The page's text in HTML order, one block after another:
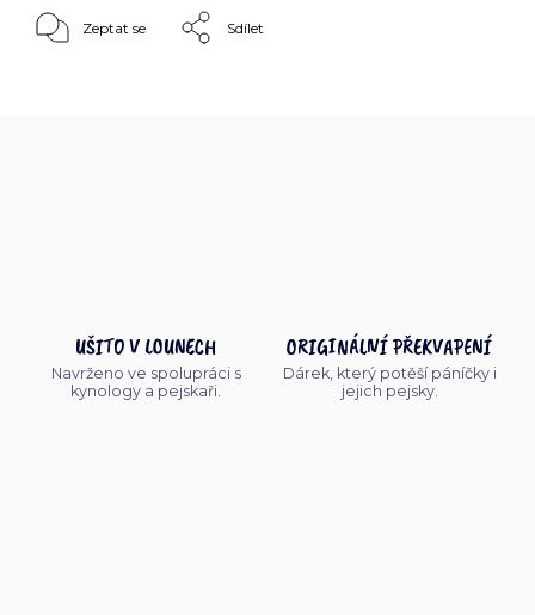
Zeptat se Sdílet
UŠITO V LOUNECH
Navrženo ve spolupráci s
kynology a pejskaři.
ORIGINÁLNÍ PŘEKVAPENÍ
Dárek, který potěší páníčky i
jejich pejsky.